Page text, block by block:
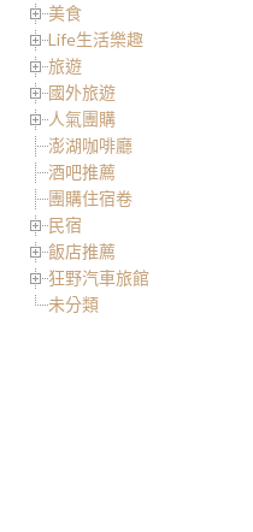
美食
Life生活樂趣
旅遊
國外旅遊
人氣團購
澎湖咖啡廳
酒吧推薦
團購住宿卷
民宿
飯店推薦
狂野汽車旅館
未分類